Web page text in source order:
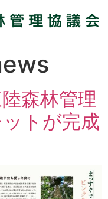
森林管理
トが完成